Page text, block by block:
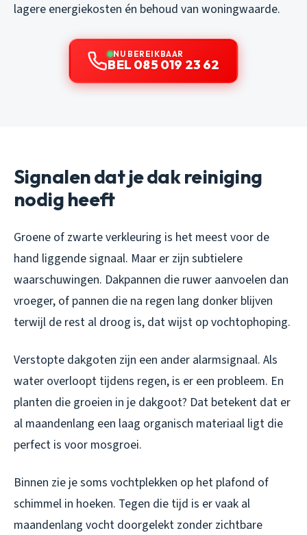
lagere energiekosten én behoud van woningwaarde.
NU BEREIKBAAR
BEL 085 019 23 62
Signalen dat je dak reiniging
nodig heeft
Groene of zwarte verkleuring is het meest voor de
hand liggende signaal. Maar er zijn subtielere
waarschuwingen. Dakpannen die ruwer aanvoelen dan
vroeger, of pannen die na regen lang donker blijven
terwijl de rest al droog is, dat wijst op vochtophoping.
Verstopte dakgoten zijn een ander alarmsignaal. Als
water overloopt tijdens regen, is er een probleem. En
planten die groeien in je dakgoot? Dat betekent dat er
al maandenlang een laag organisch materiaal ligt die
perfect is voor mosgroei.
Binnen zie je soms vochtplekken op het plafond of
schimmel in hoeken. Tegen die tijd is er vaak al
maandenlang vocht doorgelekt zonder zichtbare